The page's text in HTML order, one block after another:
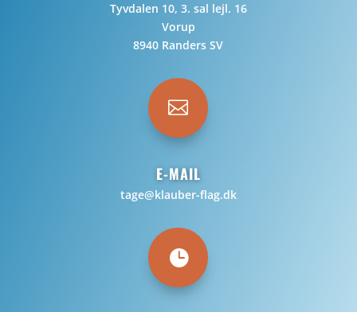
Tyvdalen 10, 3. sal lejl. 16
Vorup
8940 Randers SV

E-MAIL
tage@klauber-flag.dk
